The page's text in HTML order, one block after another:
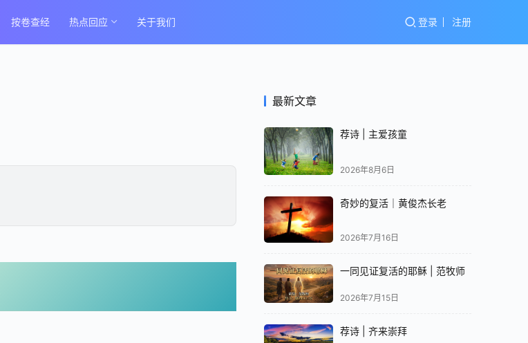
按卷查经 热点回应 关于我们 登录 注册
最新文章
荐诗 | 主爱孩童
2026年8月6日
奇妙的复活｜黄俊杰长老
2026年7月16日
一同见证复活的耶稣 | 范牧师
2026年7月15日
荐诗 | 齐来崇拜